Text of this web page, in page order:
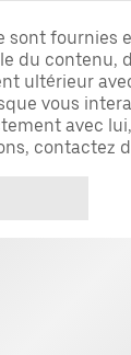
sont fournies
du contenu,
ultérieur
vous
avec
contactez